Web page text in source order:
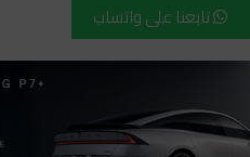
تابعنا على واتساب